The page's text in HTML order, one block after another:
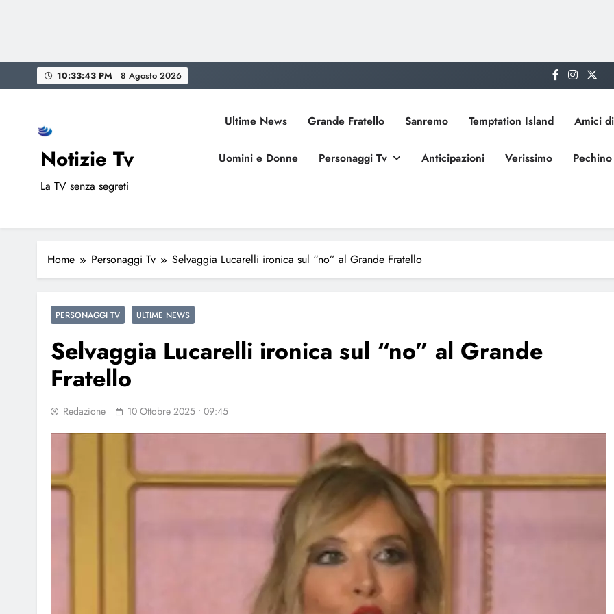
to
10:33:44 PM 8 Agosto 2026
Notizie Tv
La TV senza segreti
Ultime News Grande Fratello Sanremo Temptation Island Amici
Uomini e Donne Personaggi Tv Anticipazioni Verissimo
Home Personaggi Tv Selvaggia Lucarelli ironica sul “no” al Grande Fratello
PERSONAGGI TV ULTIME NEWS
Selvaggia Lucarelli ironica sul “no” al Grande
Fratello
Redazione 10 Ottobre 2025 • 09:45